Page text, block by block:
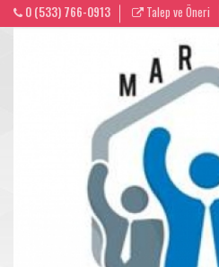
0 (533) 766-0913 Talep ve Öneri